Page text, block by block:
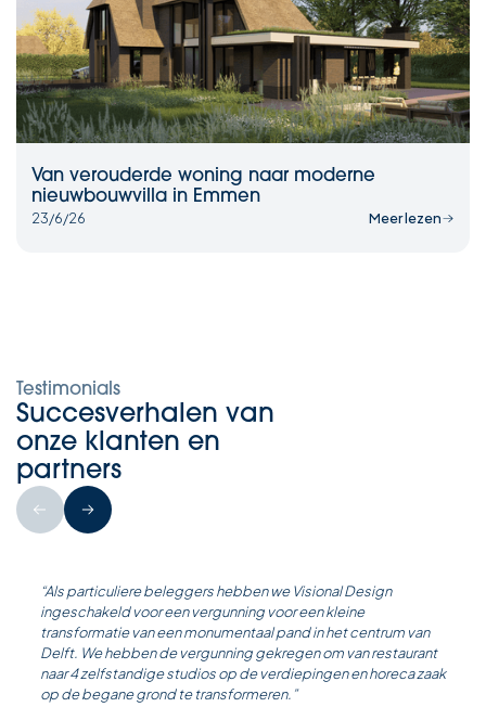
Van verouderde woning naar moderne
nieuwbouwvilla in Emmen
23/6/26
Meer lezen
Testimonials
Succesverhalen van
onze klanten en
partners
“Als particuliere beleggers hebben we Visional Design
ingeschakeld voor een vergunning voor een kleine
transformatie van een monumentaal pand in het centrum van
Delft. We hebben de vergunning gekregen om van restaurant
naar 4 zelfstandige studios op de verdiepingen en horeca zaak
op de begane grond te transformeren.”